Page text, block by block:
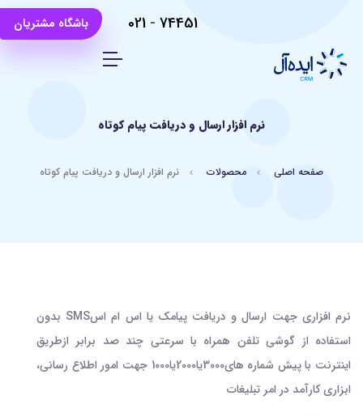
باشگاه مشتریان 74451
-
021
نرم افزار ارسال و دریافت پیام کوتاه
صفحه اصلی محصولات نرم افزار ارسال و دریافت پیام کوتاه
نرم افزاری جهت ارسال و دریافت پیامک یا اس ام اسSMS بدون
استفاده از گوشی تلفن همراه با سرعتی چند صد برابر ازطریق
اینترنت با پیش شماره های3000یا2000یا1000 جهت امور اطلاع رسانی،
ابزاری کارآمد در امر تبلیغات